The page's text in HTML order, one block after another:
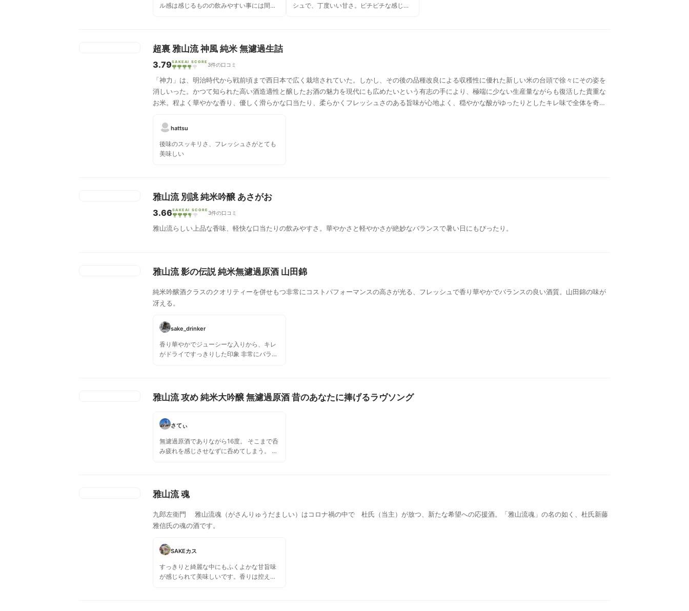
ル感は感じるものの飲みやすい事には間違
シュで、丁度いい甘さ。ピチピチな感じと
超裏 雅山流 神風 純米 無濾過生詰
3.79SAKEAI SCORE 3件の口コミ
「神力」は、明治時代から戦前頃まで西日本で広く栽培されていた。しかし、その後の品種改良による収穫性に優れた新しい米の台頭で徐々にその姿を
消しいった。かつて知られた高い酒造適性と醸したお酒の魅力を現代にも広めたいという有志の手により、極端に少ない生産量ながらも復活した貴重な
お米。程よく華やかな香り、優しく滑らかな口当たり、柔らかくフレッシュさのある旨味が心地よく、穏やかな酸がゆったりとしたキレ味で全体を奇麗
hattsu
後味のスッキリさ、フレッシュさがとても
美味しい
雅山流 別誂 純米吟醸 あさがお
3.66SAKEAI SCORE 3件の口コミ
雅山流らしい上品な香味、軽快な口当たりの飲みやすさ。華やかさと軽やかさが絶妙なバランスで暑い日にもぴったり。
雅山流 影の伝説 純米無濾過原酒 山田錦
純米吟醸酒クラスのクオリティーを併せもつ非常にコストパフォーマンスの高さが光る、フレッシュで香り華やかでバランスの良い酒質。山田錦の味が
冴える。
sake_drinker
香り華やかでジューシーな入りから、キレ
がドライですっきりした印象 非常にバラン
雅山流 攻め 純米大吟醸 無濾過原酒 昔のあなたに捧げるラヴソング
さてぃ
無濾過原酒でありながら16度。 そこまで呑
み疲れを感じさせなずに呑めてしまう。 華
地よい酸味。 ワイングラスで呑んで楽しむ
のもアリだと思います。 ラベルが特徴的な
出が蘇るかもしれませんよ。
雅山流 魂
九郎左衛門 雅山流魂（がさんりゅうだましい）はコロナ禍の中で 杜氏（当主）が放つ、新たな希望への応援酒。「雅山流魂」の名の如く、杜氏新藤
雅信氏の魂の酒です。
SAKEカス
すっきりと綺麗な中にもふくよかな甘旨味
が感じられて美味しいです。香りは控えめ